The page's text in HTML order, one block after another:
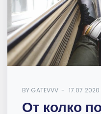
BY GATEVVV 17.07.2020
От колко